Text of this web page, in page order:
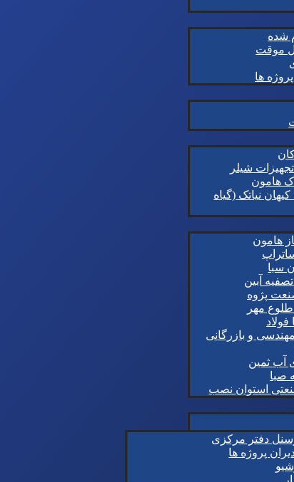
شده
موقت
ها
شیلر
هامون
نیاتک (گیاه
هامون
سبا
آبین
پژوه
مهر
و بازرگانی
آب ثمین
صبا
استوان نصب
دفتر مرکزی
پروژه ها